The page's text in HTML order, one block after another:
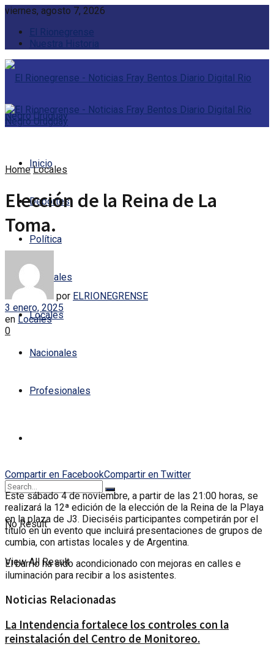
viernes, agosto 7, 2026
El Rionegrense
Nuestra Historia
Inicio
Deportes
Política
Policiales
Locales
Nacionales
Profesionales
No Result
View All Result
Home Locales
Elección de la Reina de La
Toma.
por ELRIONEGRENSE
3 enero, 2025
en Locales
0
Compartir en FacebookCompartir en Twitter
Este sábado 4 de noviembre, a partir de las 21:00 horas, se
realizará la 12ª edición de la elección de la Reina de la Playa
en la plaza de J3. Dieciséis participantes competirán por el
título en un evento que incluirá presentaciones de grupos de
cumbia, con artistas locales y de Argentina.
El barrio ha sido acondicionado con mejoras en calles e
iluminación para recibir a los asistentes.
Noticias Relacionadas
La Intendencia fortalece los controles con la
reinstalación del Centro de Monitoreo.